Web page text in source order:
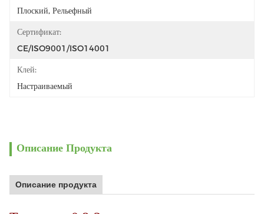
Плоский, Рельефный
Сертификат:
CE/ISO9001/ISO14001
Клей:
Настраиваемый
Описание Продукта
Описание продукта